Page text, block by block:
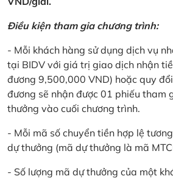
Điều kiện tham gia chương trình:
- Mỗi khách hàng sử dụng dịch vụ
tại BIDV với giá trị giao dịch nhận
đương 9,500,000 VND) hoặc quy
đương sẽ nhận được 01 phiếu tham
thưởng vào cuối chương trình.
- Mỗi mã số chuyển tiền hợp lệ
dự thưởng (mã dự thưởng là mã
- Số lượng mã dự thưởng của một